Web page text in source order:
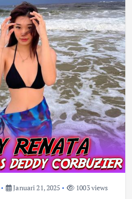
Januari 21, 2025 1003 views